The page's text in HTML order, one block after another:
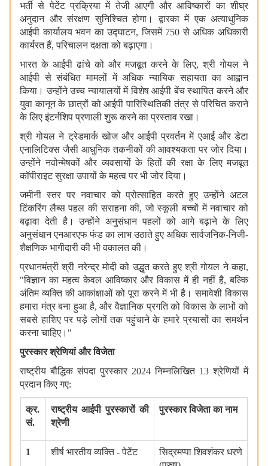
भर्ती से पेटेंट प्रक्रिया में तेजी आएगी और आविष्कारों का शीघ्र
अनुदान और संरक्षण सुनिश्चित होगा। द्वारका में एक अत्याधुनिक
आईपी कार्यालय भवन का उद्घाटन,जिसमें 750से अधिक अधिकारी
कार्यरत हैं,परिचालन दक्षता को बढ़ाएगा।
भारत के आईपी ढांचे को और मजबूत करने के लिए,श्री गोयल ने
आईपी से संबंधित मामलों में अधिक न्यायिक सहायता का आह्वान
किया। उन्होंने उच्च न्यायालयों में विशेष आईपी बेंच स्थापित करने और
युवा कानून के छात्रों को आईपी पारिस्थितिकी तंत्र से परिचित कराने
के लिए इंटर्नशिप प्रणाली शुरू करने का प्रस्ताव रखा।
श्री गोयल ने ट्रेडमार्क खोज और आईपी प्रवर्तन में एआई और डेटा
एनालिटिक्स जैसी आधुनिक तकनीकों की आवश्यकता पर जोर दिया।
उन्होंने नवोन्मेषकों और व्यवसायों के हितों की रक्षा के लिए मजबूत
कॉपीराइट सुरक्षा उपायों के महत्व पर भी जोर दिया।
जमीनी स्तर पर नवाचार को प्रोत्साहित करते हुए उन्होंने अटल
टिंकरिंग लैब्स पहल की सराहना की,जो स्कूली बच्चों में नवाचार को
बढ़ावा देती है। उन्होंने अनुसंधान पहलों को आगे बढ़ाने के लिए
अनुसंधान एनआरएफ फंड का लाभ उठाते हुए अधिक सार्वजनिक-निजी-
शैक्षणिक भागीदारी की भी वकालत की।
प्रधानमंत्री श्री नरेन्द्र मोदी को उद्धृत करते हुए श्री गोयल ने कहा,
"विज्ञान का महत्व केवल आविष्कार और विकास में ही नहीं है,बल्कि
अंतिम व्यक्ति की आकांक्षाओं को पूरा करने में भी है। समावेशी विकास
हमारा मंत्र बना हुआ है,और वैज्ञानिक प्रगति को विकास के लाभों को
सबसे हाशिए पर पड़े लोगों तक पहुंचाने के हमारे प्रयासों का समर्थन
करना चाहिए। "
पुरस्कार श्रेणियां और विजेता
राष्ट्रीय बौद्धिक संपदा पुरस्कार 2024निम्नलिखित 13श्रेणियों में
प्रदान किए गए:
क्र.
सं.
राष्ट्रीय आईपी पुरस्कारों की
श्रेणी
पुरस्कार विजेता का नाम
1 शीर्ष भारतीय व्यक्ति-पेटेंट
सिद्रमप्पा शिवशंकर धरणे